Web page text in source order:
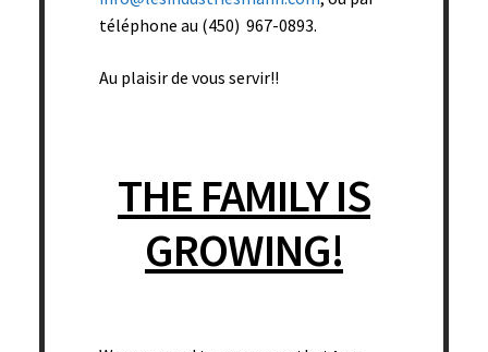
téléphone au (450) 967-0893.
Au plaisir de vous servir!!
THE FAMILY IS
GROWING!